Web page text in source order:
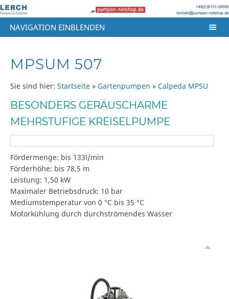
NAVIGATION EINBLENDEN
MPSUM 507
Sie sind hier: Startseite » Gartenpumpen » Calpeda MPSU
BESONDERS GERÄUSCHARME
MEHRSTUFIGE KREISELPUMPE
Fördermenge: bis 133l/min
Förderhöhe: bis 78,5 m
Leistung: 1,50 kW
Maximaler Betriebsdruck: 10 bar
Mediumstemperatur von 0 °C bis 35 °C
Motorkühlung durch durchströmendes Wasser